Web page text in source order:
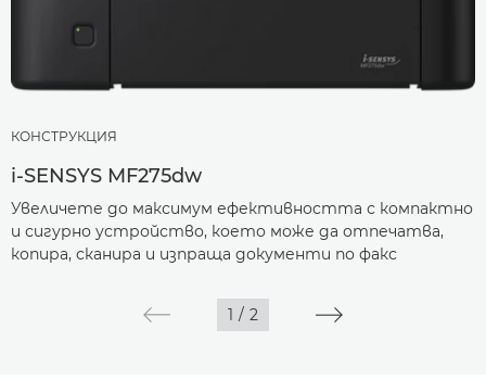
КОНСТРУКЦИЯ
i-SENSYS MF275dw
Увеличете до максимум ефективността с компактно
и сигурно устройство, което може да отпечатва,
копира, сканира и изпраща документи по факс
1 / 2